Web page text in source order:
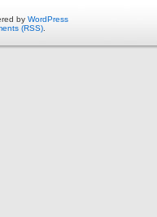
by WordPress
(RSS)